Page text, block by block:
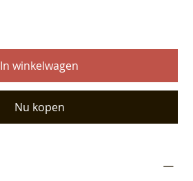
In winkelwagen
Nu kopen